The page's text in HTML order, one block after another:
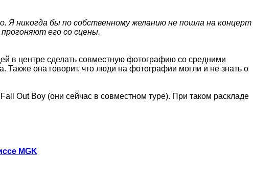
никогда бы по собственному желанию не пошла на концерт
его со сцены.
в центре сделать совместную фотографию со средними
Также она говорит, что люди на фотографии могли и не знать о
Out Boy (они сейчас в совместном туре). При таком раскладе
MGK